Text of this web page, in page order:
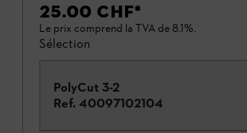
25.00 CHF*
Le prix comprend la TVA de 8.1%.
Sélection
PolyCut 3-2
Ref. 40097102104